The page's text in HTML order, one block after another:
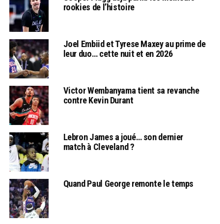
rookies de l’histoire
Joel Embiid et Tyrese Maxey au prime de
leur duo… cette nuit et en 2026
Victor Wembanyama tient sa revanche
contre Kevin Durant
Lebron James a joué… son dernier
match à Cleveland ?
Quand Paul George remonte le temps